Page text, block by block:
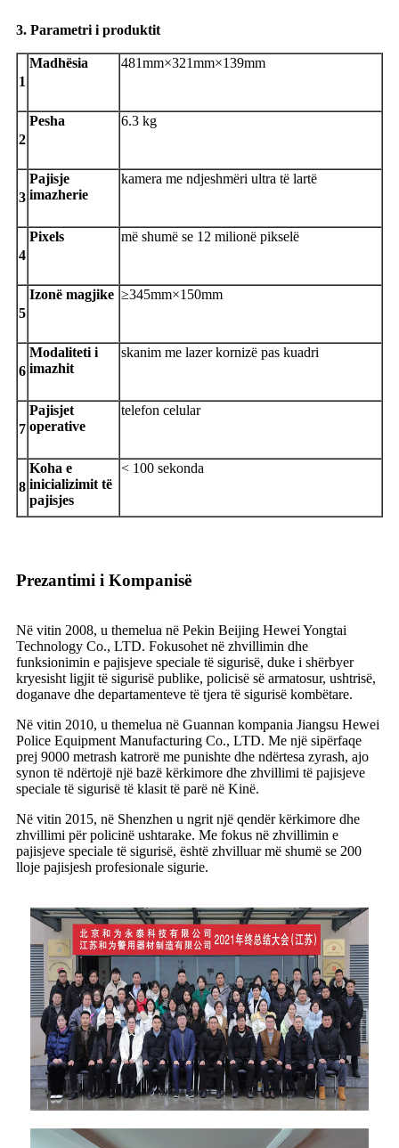
3. Parametri i produktit
1
Madhësia 481mm×321mm×139mm
2
Pesha 6.3 kg
3
Pajisje
imazherie
kamera me ndjeshmëri ultra të lartë
4
Pixels më shumë se 12 milionë pikselë
5
Izonë magjike ≥345mm×150mm
6
Modaliteti i
imazhit
skanim me lazer kornizë pas kuadri
7
Pajisjet
operative
telefon celular
8
Koha e
inicializimit të
pajisjes
< 100 sekonda
Prezantimi i Kompanisë
Në vitin 2008, u themelua në Pekin Beijing Hewei Yongtai
Technology Co., LTD. Fokusohet në zhvillimin dhe
funksionimin e pajisjeve speciale të sigurisë, duke i shërbyer
kryesisht ligjit të sigurisë publike, policisë së armatosur, ushtrisë,
doganave dhe departamenteve të tjera të sigurisë kombëtare.
Në vitin 2010, u themelua në Guannan kompania Jiangsu Hewei
Police Equipment Manufacturing Co., LTD. Me një sipërfaqe
prej 9000 metrash katrorë me punishte dhe ndërtesa zyrash, ajo
synon të ndërtojë një bazë kërkimore dhe zhvillimi të pajisjeve
speciale të sigurisë të klasit të parë në Kinë.
Në vitin 2015, në Shenzhen u ngrit një qendër kërkimore dhe
zhvillimi për policinë ushtarake. Me fokus në zhvillimin e
pajisjeve speciale të sigurisë, është zhvilluar më shumë se 200
lloje pajisjesh profesionale sigurie.